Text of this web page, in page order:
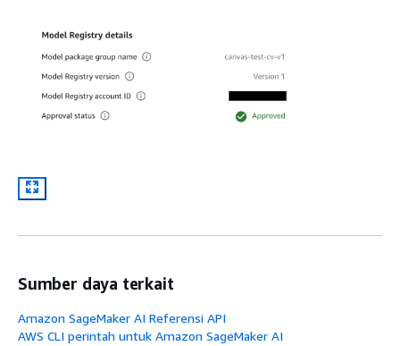
Sumber daya terkait
Amazon SageMaker AI Referensi API
AWS CLI perintah untuk Amazon SageMaker AI